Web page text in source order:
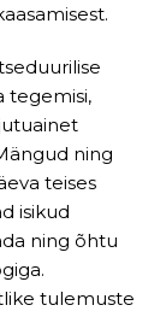
tegemisi,
ning
teises
isikud
ning õhtu
tulemuste